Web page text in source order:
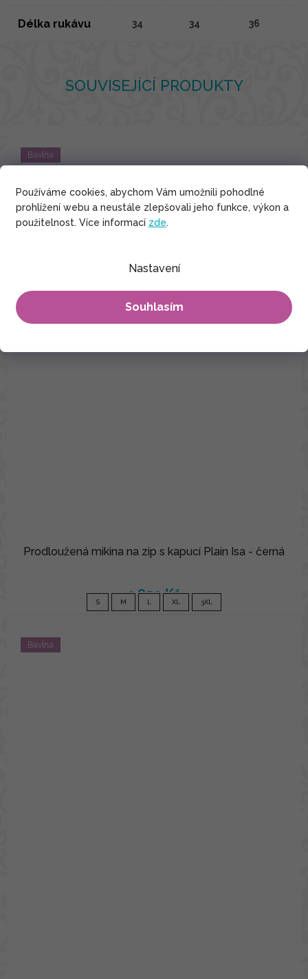
Používáme cookies, abychom Vám umožnili pohodlné
prohlížení webu a neustále zlepšovali jeho funkce, výkon a
použitelnost. Více informací zde.
Nastavení
Souhlasím
SOUVISEJÍCÍ PRODUKTY
Bavlna
Prodloužená mikina na zip s kapucí Plain Isa - černá
1 850 Kč
S M L XL 3XL
Bavlna
Délka rukávu 34 34 36